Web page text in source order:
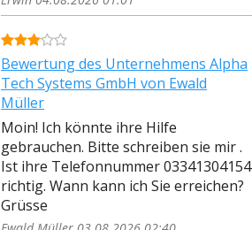
Bewertung des Unternehmens Alpha
Tech Systems GmbH von Ewald
Müller
Moin! Ich könnte ihre Hilfe
gebrauchen. Bitte schreiben sie mir .
Ist ihre Telefonnummer 03341304154
richtig. Wann kann ich Sie erreichen?
Grüsse